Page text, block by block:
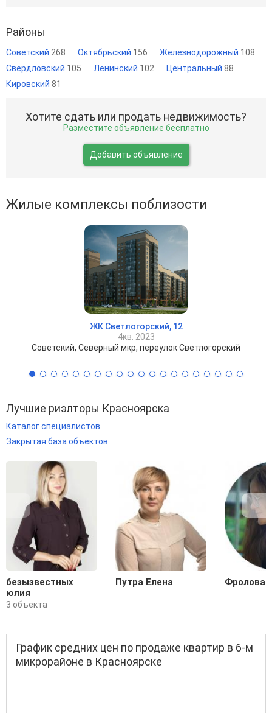
Районы
Советский 268 Октябрьский 156 Железнодорожный 108
Свердловский 105 Ленинский 102 Центральный 88
Кировский 81
Хотите сдать или продать недвижимость?
Разместите объявление бесплатно
Добавить объявление
Жилые комплексы поблизости
ЖК Светлогорский, 12
4кв. 2023
Советский, Северный мкр, переулок Светлогорский
Лучшие риэлторы Красноярска
Каталог специалистов
Закрытая база объектов
безызвестных
юлия
3 объекта
Путра Елена Фролова
График средних цен по продаже квартир в 6-м
микрорайоне в Красноярске